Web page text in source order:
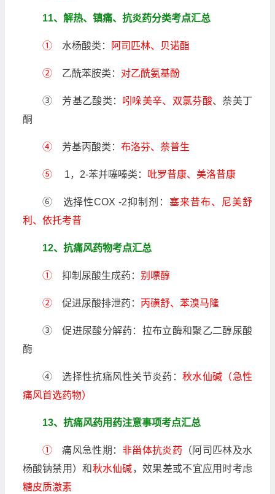
11、解热、镇痛、抗炎药分类考点汇总
① 水杨酸类： 阿司匹林、贝诺酯
② 乙酰苯胺类： 对乙酰氨基酚
③ 芳基乙酸类： 吲哚美辛、双氯芬酸、萘美丁
酮
④ 芳基丙酸类： 布洛芬、萘普生
⑤ 1，2-苯并噻嗪类： 吡罗昔康、美洛昔康
⑥ 选择性COX -2抑制剂： 塞来昔布、尼美舒
利、依托考昔
12、抗痛风药物考点汇总
① 抑制尿酸生成药： 别嘌醇
② 促进尿酸排泄药： 丙磺舒、苯溴马隆
③ 促进尿酸分解药：拉布立酶和聚乙二醇尿酸
酶
④ 选择性抗痛风性关节炎药：秋水仙碱（急性
痛风首选药物）
13、抗痛风药用药注意事项考点汇总
①痛风急性期：非甾体抗炎药 （阿司匹林及水
杨酸钠禁用）和秋水仙碱，效果差或不宜应用时考虑
糖皮质激素